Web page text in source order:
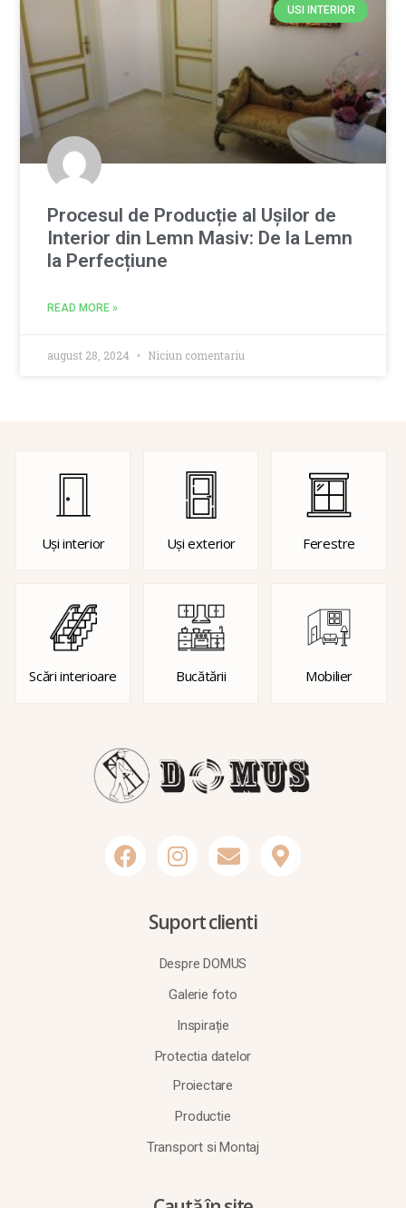
USI INTERIOR
Procesul de Producție al Ușilor de
Interior din Lemn Masiv: De la Lemn
la Perfecțiune
READ MORE »
august 28, 2024 Niciun comentariu
Uși interior Uși exterior Ferestre
Scări interioare Bucătării Mobilier
Suport clienti
Despre DOMUS
Galerie foto
Inspirație
Protectia datelor
Proiectare
Productie
Transport si Montaj